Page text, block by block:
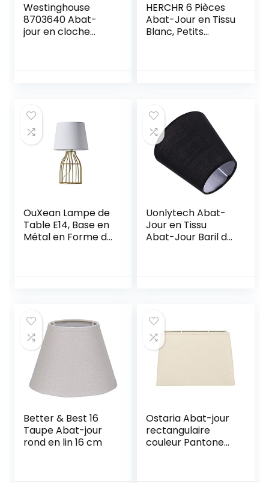
Westinghouse
8703640 Abat-
jour en cloche
HERCHR 6 Pièces
Abat-Jour en Tissu
Blanc, Petits
OuXean Lampe de
Table E14, Base en
Métal en Forme de
Uonlytech Abat-
Jour en Tissu
Abat-Jour Baril de
Pouces Noir
Better & Best 16
Taupe Abat-jour
rond en lin 16 cm
Ostaria Abat-jour
rectangulaire
couleur Pantone